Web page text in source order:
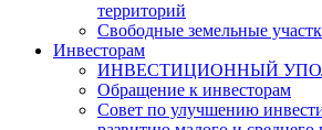
территорий
Свободные земельные
Инвесторам
ИНВЕСТИЦИОННЫЙ
Обращение к инвесторам
Совет по улучшению